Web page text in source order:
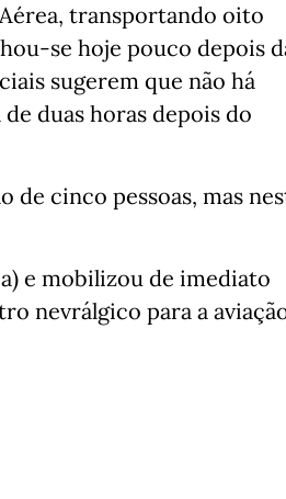
transportando oito
se hoje pouco depois
sugerem que não há
duas horas depois do
cinco pessoas, mas
e mobilizou de imediato
nevrálgico para a